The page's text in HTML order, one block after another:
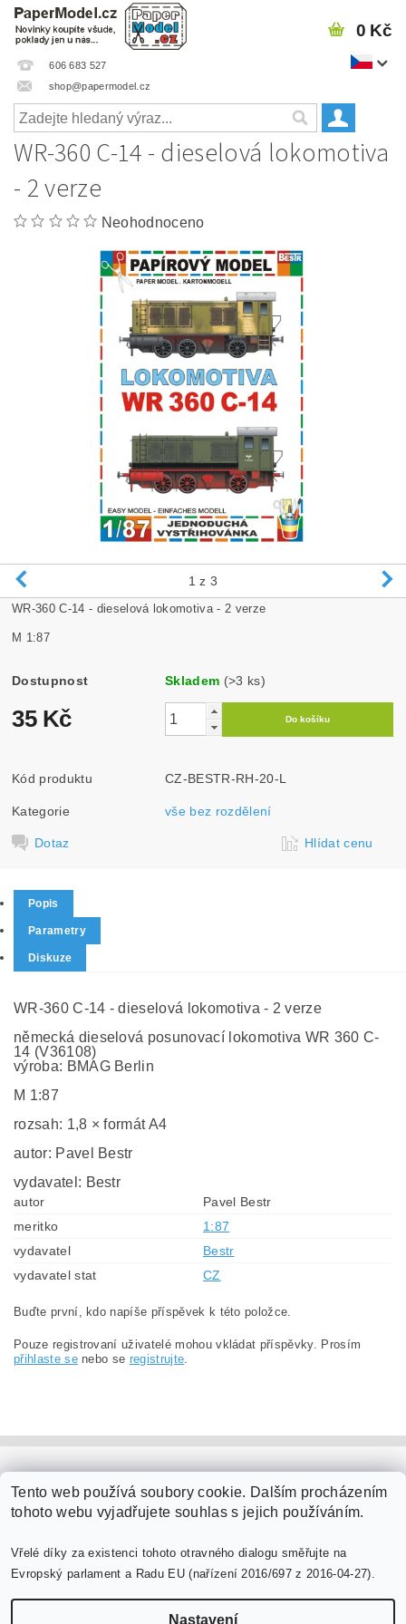
606 683 527
shop@papermodel.cz
0 Kč
WR-360 C-14 - dieselová lokomotiva
- 2 verze
Neohodnoceno
1 z 3
WR-360 C-14 - dieselová lokomotiva - 2 verze
M 1:87
Dostupnost Skladem (>3 ks)
35 Kč
Kód produktu CZ-BESTR-RH-20-L
Kategorie vše bez rozdělení
Dotaz Hlídat cenu
Popis
Parametry
Diskuze
WR-360 C-14 - dieselová lokomotiva - 2 verze
německá dieselová posunovací lokomotiva WR 360 C-
14 (V36108)
výroba: BMAG Berlin
M 1:87
rozsah: 1,8 × formát A4
autor: Pavel Bestr
vydavatel: Bestr
autor
Pavel Bestr
meritko
1:87
vydavatel
Bestr
vydavatel stat
CZ
Buďte první, kdo napíše příspěvek k této položce.
Pouze registrovaní uživatelé mohou vkládat příspěvky. Prosím
přihlaste senebo se registrujte.
Tento web používá soubory cookie. Dalším procházením
tohoto webu vyjadřujete souhlas s jejich používáním.
Vřelé díky za existenci tohoto otravného dialogu směřujte na
Evropský parlament a Radu EU (nařízení 2016/697 z 2016-04-27).
Nastavení